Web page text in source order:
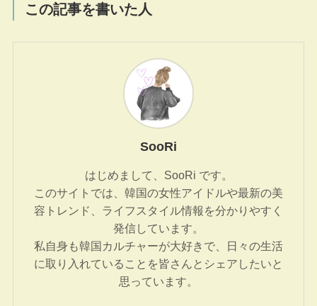
この記事を書いた人
SooRi
はじめまして、SooRi です。
このサイトでは、韓国の女性アイドルや最新の美
容トレンド、ライフスタイル情報を分かりやすく
発信しています。
私自身も韓国カルチャーが大好きで、日々の生活
に取り入れていることを皆さんとシェアしたいと
思っています。